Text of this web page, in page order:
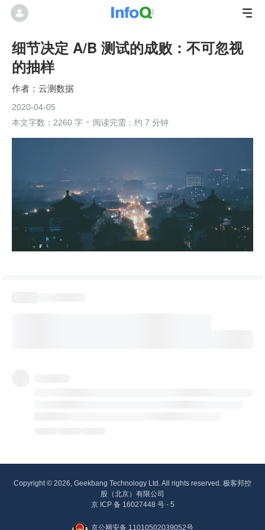
细节决定 A/B 测试的成败：不可忽视
的抽样
云测数据
2020-04-05
本文字数：2260 字
阅读完需：约 7 分钟
Copyright © 2026, Geekbang Technology Ltd. All rights reserved. 极客邦控
股（北京）有限公司
京 ICP 备 16027448 号 - 5
京公网安备 11010502039052号